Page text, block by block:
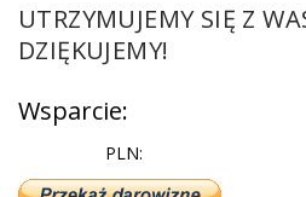
UTRZYMUJEMY SIĘ Z
DZIĘKUJEMY!
Wsparcie:
PLN: